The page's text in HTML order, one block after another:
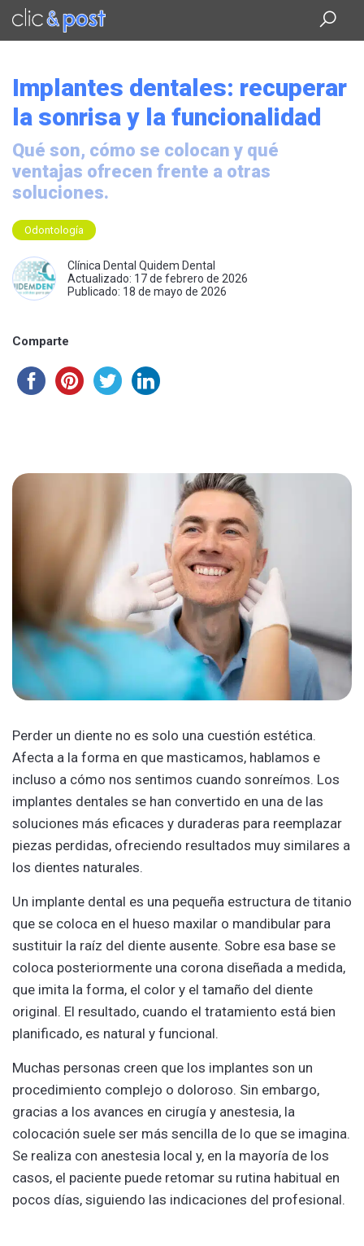
Saltar
contenido
Implantes dentales: recuperar
la sonrisa y la funcionalidad
Qué son, cómo se colocan y qué
ventajas ofrecen frente a otras
soluciones.
Odontología
Clínica Dental Quidem Dental
Actualizado: 17 de febrero de 2026
Publicado: 18 de mayo de 2026
Comparte
Perder un diente no es solo una cuestión estética.
Afecta a la forma en que masticamos, hablamos e
incluso a cómo nos sentimos cuando sonreímos. Los
implantes dentales se han convertido en una de las
soluciones más eficaces y duraderas para reemplazar
piezas perdidas, ofreciendo resultados muy similares a
los dientes naturales.
Un implante dental es una pequeña estructura de titanio
que se coloca en el hueso maxilar o mandibular para
sustituir la raíz del diente ausente. Sobre esa base se
coloca posteriormente una corona diseñada a medida,
que imita la forma, el color y el tamaño del diente
original. El resultado, cuando el tratamiento está bien
planificado, es natural y funcional.
Muchas personas creen que los implantes son un
procedimiento complejo o doloroso. Sin embargo,
gracias a los avances en cirugía y anestesia, la
colocación suele ser más sencilla de lo que se imagina.
Se realiza con anestesia local y, en la mayoría de los
casos, el paciente puede retomar su rutina habitual en
pocos días, siguiendo las indicaciones del profesional.